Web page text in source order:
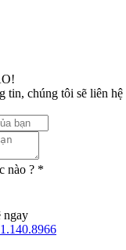
tin, chúng tôi sẽ liên
nào ? *
ngay